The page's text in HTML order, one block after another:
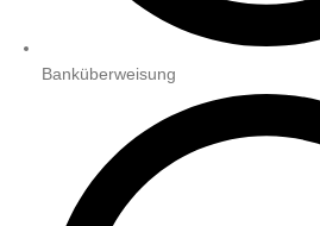
Banküberweisung